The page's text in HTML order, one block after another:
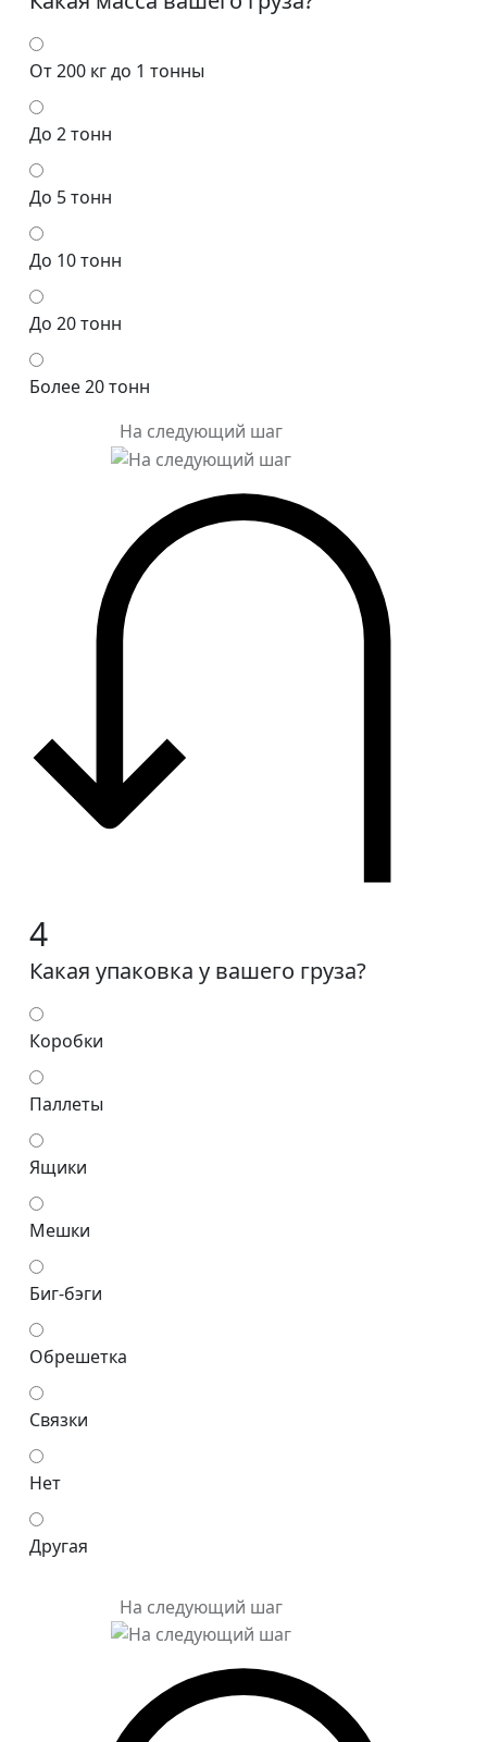
От 200 кг до 1 тонны
До 2 тонн
До 5 тонн
До 10 тонн
До 20 тонн
Более 20 тонн
На следующий шаг
4
Какая упаковка у вашего груза?
Коробки
Паллеты
Ящики
Мешки
Биг-бэги
Обрешетка
Связки
Нет
Другая
На следующий шаг